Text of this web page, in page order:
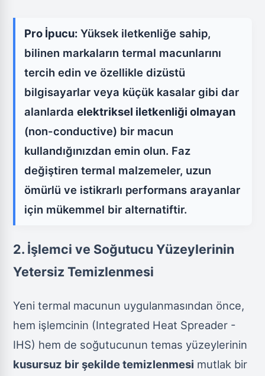
Pro İpucu: Yüksek iletkenliğe sahip,
bilinen markaların termal macunlarını
tercih edin ve özellikle dizüstü
bilgisayarlar veya küçük kasalar gibi dar
alanlardaelektriksel iletkenliği olmayan
(non-conductive) bir macun
kullandığınızdan emin olun. Faz
değiştiren termal malzemeler, uzun
ömürlü ve istikrarlı performans arayanlar
için mükemmel bir alternatiftir.
2. İşlemci ve Soğutucu Yüzeylerinin
Yetersiz Temizlenmesi
Yeni termal macunun uygulanmasından önce,
hem işlemcinin (Integrated Heat Spreader -
IHS) hem de soğutucunun temas yüzeylerinin
kusursuz bir şekilde temizlenmesi mutlak bir